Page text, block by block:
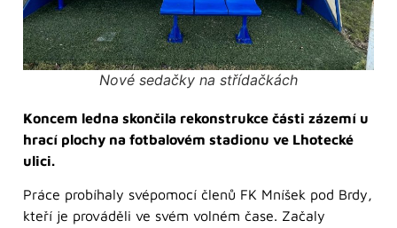
Nové sedačky na střídačkách
Koncem ledna skončila rekonstrukce části zázemí u
hrací plochy na fotbalovém stadionu ve Lhotecké
ulici.
Práce probíhaly svépomocí členů FK Mníšek pod Brdy,
kteří je prováděli ve svém volném čase. Začaly